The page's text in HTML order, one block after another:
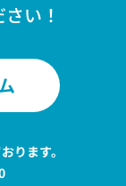
い！
ります。